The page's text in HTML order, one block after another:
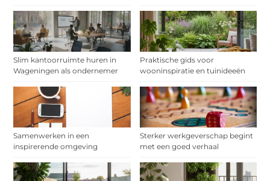
Slim kantoorruimte huren in
Wageningen als ondernemer
Praktische gids voor
wooninspiratie en tuinideeën
Samenwerken in een
inspirerende omgeving
Sterker werkgeverschap begint
met een goed verhaal